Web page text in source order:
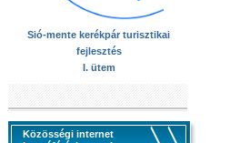
Sió-mente kerékpár turisztikai
fejlesztés
I. ütem
Közösségi internet